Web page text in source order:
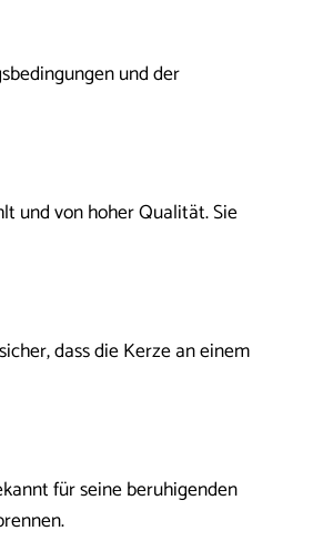
und der
und von hoher Qualität. Sie
dass die Kerze an einem
für seine beruhigenden